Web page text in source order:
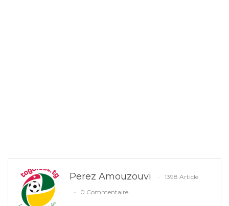
Perez Amouzouvi
1398 Article
0 Commentaire